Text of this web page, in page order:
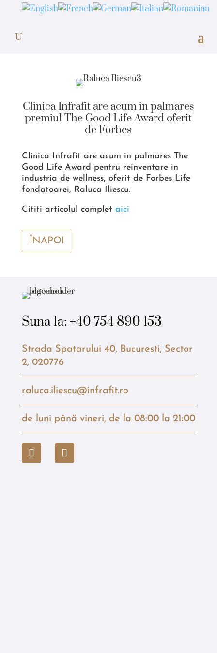
Clinica Infrafit are acum in palmares
premiul The Good Life Award oferit
de Forbes
Clinica Infrafit are acum in palmares The
Good Life Award pentru reinventare in
industria de wellness, oferit de Forbes Life
fondatoarei, Raluca Iliescu.
Cititi articolul complet aici
ÎNAPOI
Suna la: +40 754 890 153
Strada Spatarului 40, Bucuresti, Sector
2, 020776
raluca.iliescu@infrafit.ro
de luni până vineri, de la 08:00 la 21:00